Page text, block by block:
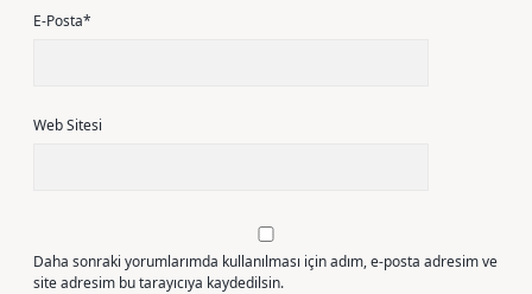
E-Posta*
Web Sitesi
Daha sonraki yorumlarımda kullanılması için adım, e-posta adresim ve
site adresim bu tarayıcıya kaydedilsin.